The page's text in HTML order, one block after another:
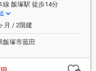
線 飯塚駅 徒歩14分
月 / 2階建
飯塚市菰田